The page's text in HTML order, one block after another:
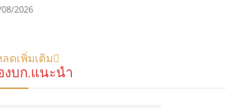
2026
ดเพิ่มเติม
งบก.แนะนำ